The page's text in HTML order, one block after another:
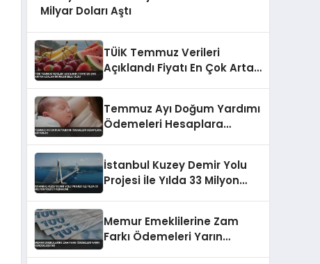
Milyar Doları Aştı
TÜİK Temmuz Verileri
Açıklandı Fiyatı En Çok Artan
Temmuz Ayı Doğum Yardımı
Ödemeleri Hesaplara
İstanbul Kuzey Demir Yolu
Projesi İle Yılda 33 Milyon
Memur Emeklilerine Zam
Farkı Ödemeleri Yarın